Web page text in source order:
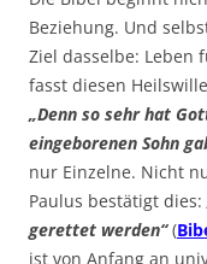
Beziehung. Und
Ziel dasselbe: Leben
fasst diesen
„Denn so sehr hat
eingeborenen Sohn
nur Einzelne. Nicht
Paulus bestätigt dies:
gerettet werden“(
ist von Anfang an